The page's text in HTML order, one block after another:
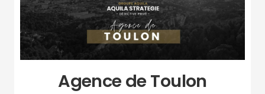
Agence de Toulon